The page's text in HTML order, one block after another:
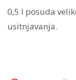
0,5 l posuda
usitnjavanja.